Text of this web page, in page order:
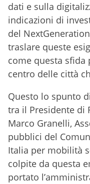
dati e sulla
indicazioni di
del
traslare queste
come questa sfida
centro delle città
Questo lo spunto
tra il Presidente di
Marco Granelli,
pubblici del
Italia per mobilità
colpite da questa
portato